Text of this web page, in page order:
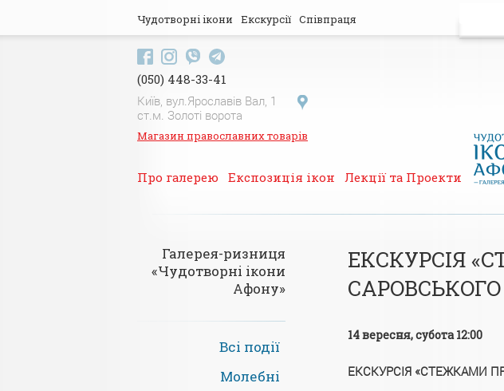
Чудотворні ікони Екскурсії Співпраця
(050) 448-33-41
Київ, вул.Ярославів Вал, 1
ст.м. Золоті ворота
Магазин православних товарів
Про галерею Експозиція ікон Лекції та Проекти
Галерея-ризниця
«Чудотворні ікони
Афону»
Всі події
Молебні
ЕКСКУРСІЯ
14 вересня, субота 12:00
ЕКСКУРСІЯ «СТЕЖКАМИ